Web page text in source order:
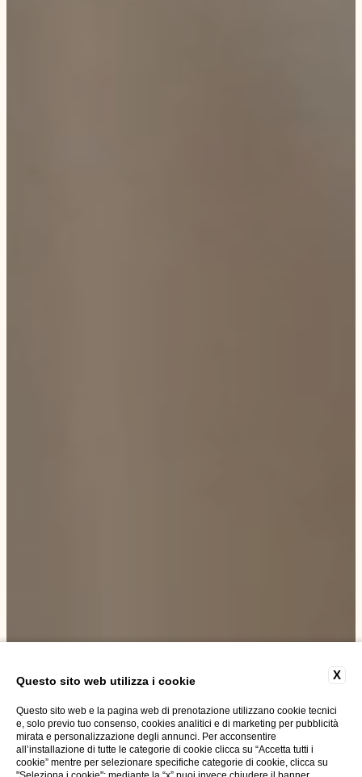
X
Questo sito web utilizza i cookie
Questo sito web e la pagina web di prenotazione utilizzano cookie tecnici
e, solo previo tuo consenso, cookies analitici e di marketing per pubblicità
mirata e personalizzazione degli annunci. Per acconsentire
all’installazione di tutte le categorie di cookie clicca su “Accetta tutti i
cookie” mentre per selezionare specifiche categorie di cookie, clicca su